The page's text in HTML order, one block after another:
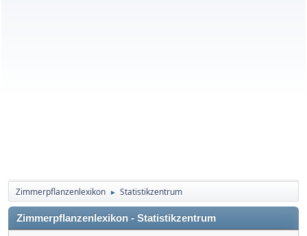
Zimmerpflanzenlexikon ► Statistikzentrum
Zimmerpflanzenlexikon - Statistikzentrum